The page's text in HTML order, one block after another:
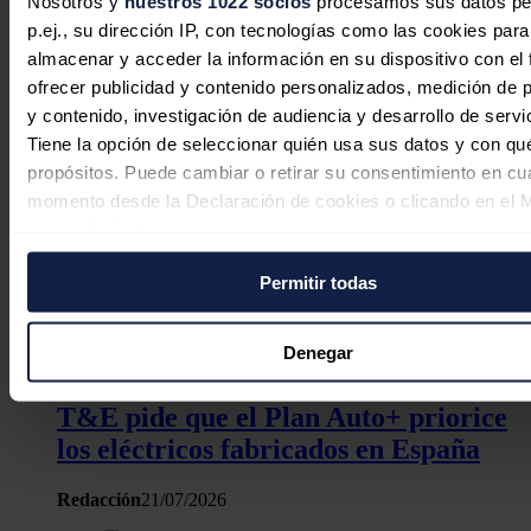
p.ej., su dirección IP, con tecnologías como las cookies para
almacenar y acceder la información en su dispositivo con el
ofrecer publicidad y contenido personalizados, medición de
y contenido, investigación de audiencia y desarrollo de
Tiene la opción de seleccionar quién usa sus datos y con
propósitos. Puede cambiar o retirar su consentimiento en
momento desde la Declaración de cookies o clicando en el
Si lo permite, también quisiéramos:
Recopilar información sobre su ubicación geográfica
puede tener una precisión de varios metros
Identificar su dispositivo analizándolo activamente
características específicas (huellas digitales)
Obtenga más información sobre cómo se procesan sus
personales y establezca sus preferencias en lasección de
Puede cambiar o retirar su consentimiento en cualquier
Permitir todas
Denegar
Technologies, Ian Campbell.
Noticias relacionadas
MG dará a conocer sus modelos
tras el desembarco de SAIC en Ferrol
T&E pide que el Plan Auto+ priorice
los eléctricos fabricados en España
Redacción21/07/2026